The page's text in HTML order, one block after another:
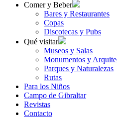
Comer y Beber
Bares y Restaurantes
Copas
Discotecas y Pubs
Qué visitar
Museos y Salas
Monumentos y
Parques y Naturalezas
Rutas
Para los Niños
Campo de Gibraltar
Revistas
Contacto